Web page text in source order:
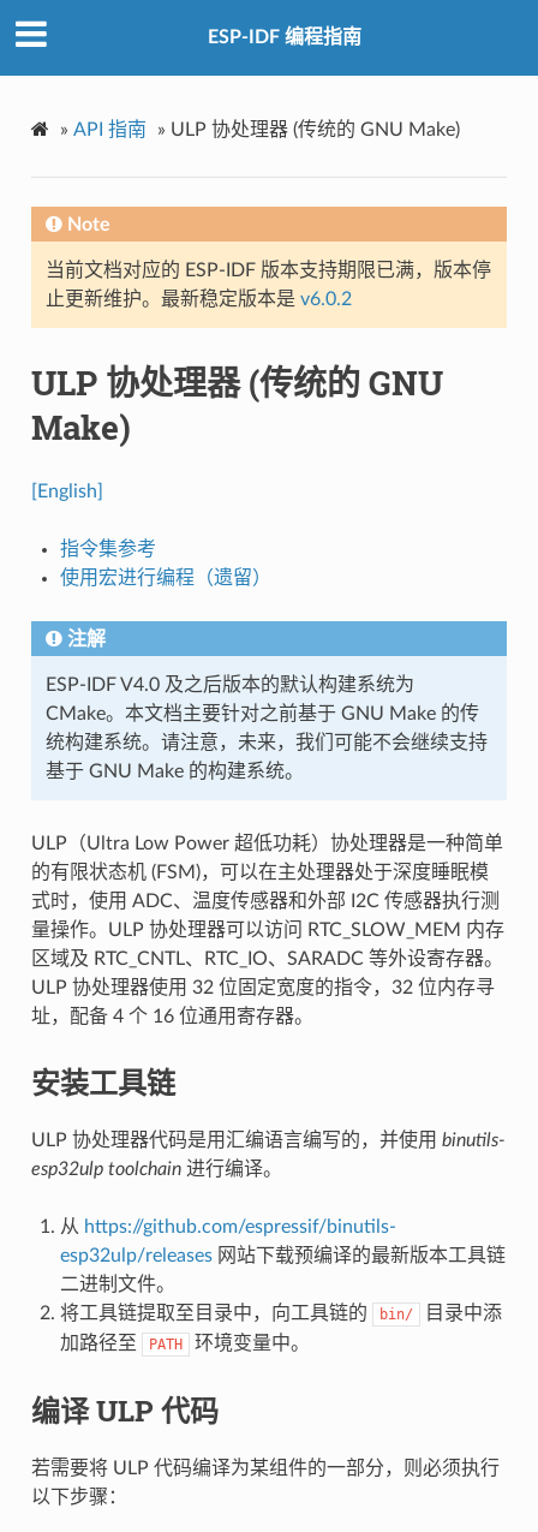
ESP-IDF 编程指南
» API 指南 » ULP 协处理器 (传统的 GNU Make)
Note
当前文档对应的 ESP-IDF 版本支持期限已满，版本停
止更新维护。最新稳定版本是 v6.0.2
ULP 协处理器 (传统的 GNU
Make)
[English]
指令集参考
使用宏进行编程（遗留）
注解
ESP-IDF V4.0 及之后版本的默认构建系统为
CMake。本文档主要针对之前基于 GNU Make 的传
统构建系统。请注意，未来，我们可能不会继续支持
基于 GNU Make 的构建系统。
ULP（Ultra Low Power 超低功耗）协处理器是一种简单
的有限状态机 (FSM)，可以在主处理器处于深度睡眠模
式时，使用 ADC、温度传感器和外部 I2C 传感器执行测
量操作。ULP 协处理器可以访问 RTC_SLOW_MEM 内存
区域及 RTC_CNTL、RTC_IO、SARADC 等外设寄存器。
ULP 协处理器使用 32 位固定宽度的指令，32 位内存寻
址，配备 4 个 16 位通用寄存器。
安装工具链
ULP 协处理器代码是用汇编语言编写的，并使用 binutils-
esp32ulp toolchain进行编译。
从 https://github.com/espressif/binutils-
esp32ulp/releases网站下载预编译的最新版本工具链
二进制文件。
将工具链提取至目录中，向工具链的
bin/
目录中添
加路径至
PATH 环境变量中。
编译 ULP 代码
若需要将 ULP 代码编译为某组件的一部分，则必须执行
以下步骤：